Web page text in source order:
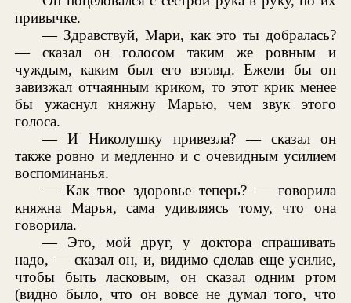
привычке.
— Здравствуй, Мари, как это ты добралась?
— сказал он голосом таким же ровным и
чуждым, каким был его взгляд. Ежели бы он
завизжал отчаянным криком, то этот крик менее
бы ужаснул княжну Марью, чем звук этого
голоса.
— И Николушку привезла? — сказал он
также ровно и медленно и с очевидным усилием
воспоминанья.
— Как твое здоровье теперь? — говорила
княжна Марья, сама удивляясь тому, что она
говорила.
— Это, мой друг, у доктора спрашивать
надо, — сказал он, и, видимо сделав еще усилие,
чтобы быть ласковым, он сказал одним ртом
(видно было, что он вовсе не думал того, что